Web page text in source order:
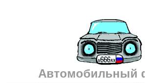
Автомобильный